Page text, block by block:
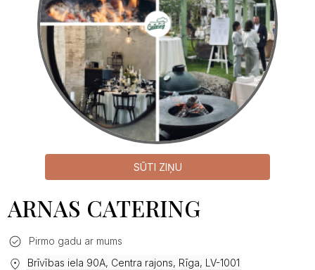
SŪTI ZIŅU
ARNAS CATERING
Pirmo gadu ar mums
Brīvības iela 90A, Centra rajons, Rīga, LV-1001